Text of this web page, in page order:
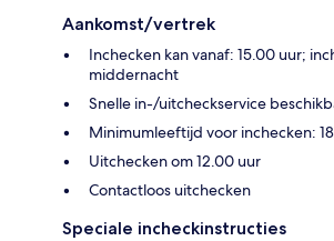
Aankomst/vertrek
Inchecken kan vanaf: 15.00 uur;
middernacht
Snelle in-/uitcheckservice
Minimumleeftijd voor inchecken:
Uitchecken om 12.00 uur
Contactloos uitchecken
Speciale incheckinstructies